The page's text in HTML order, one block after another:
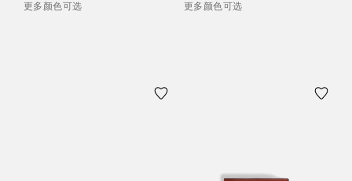
更多颜色可选 更多颜色可选